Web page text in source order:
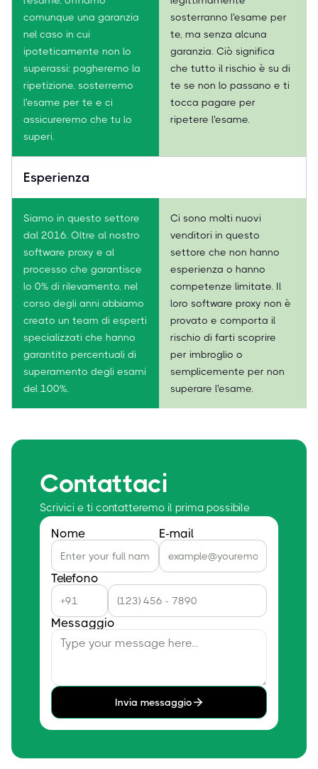
comunque una garanzia
nel caso in cui
ipoteticamente non lo
superassi: pagheremo la
ripetizione, sosterremo
l'esame per te e ci
assicureremo che tu lo
superi.
sosterranno l'esame per
te, ma senza alcuna
garanzia. Ciò significa
che tutto il rischio è su di
te se non lo passano e ti
tocca pagare per
ripetere l'esame.
Esperienza
Siamo in questo settore
dal 2016. Oltre al nostro
software proxy e al
processo che garantisce
lo 0% di rilevamento, nel
corso degli anni abbiamo
creato un team di esperti
specializzati che hanno
garantito percentuali di
superamento degli esami
del 100%.
Ci sono molti nuovi
venditori in questo
settore che non hanno
esperienza o hanno
competenze limitate. Il
loro software proxy non è
provato e comporta il
rischio di farti scoprire
per imbroglio o
semplicemente per non
superare l'esame.
Contattaci
Scrivici e ti contatteremo il prima possibile
Nome E-mail
Telefono
Messaggio
Invia messaggio